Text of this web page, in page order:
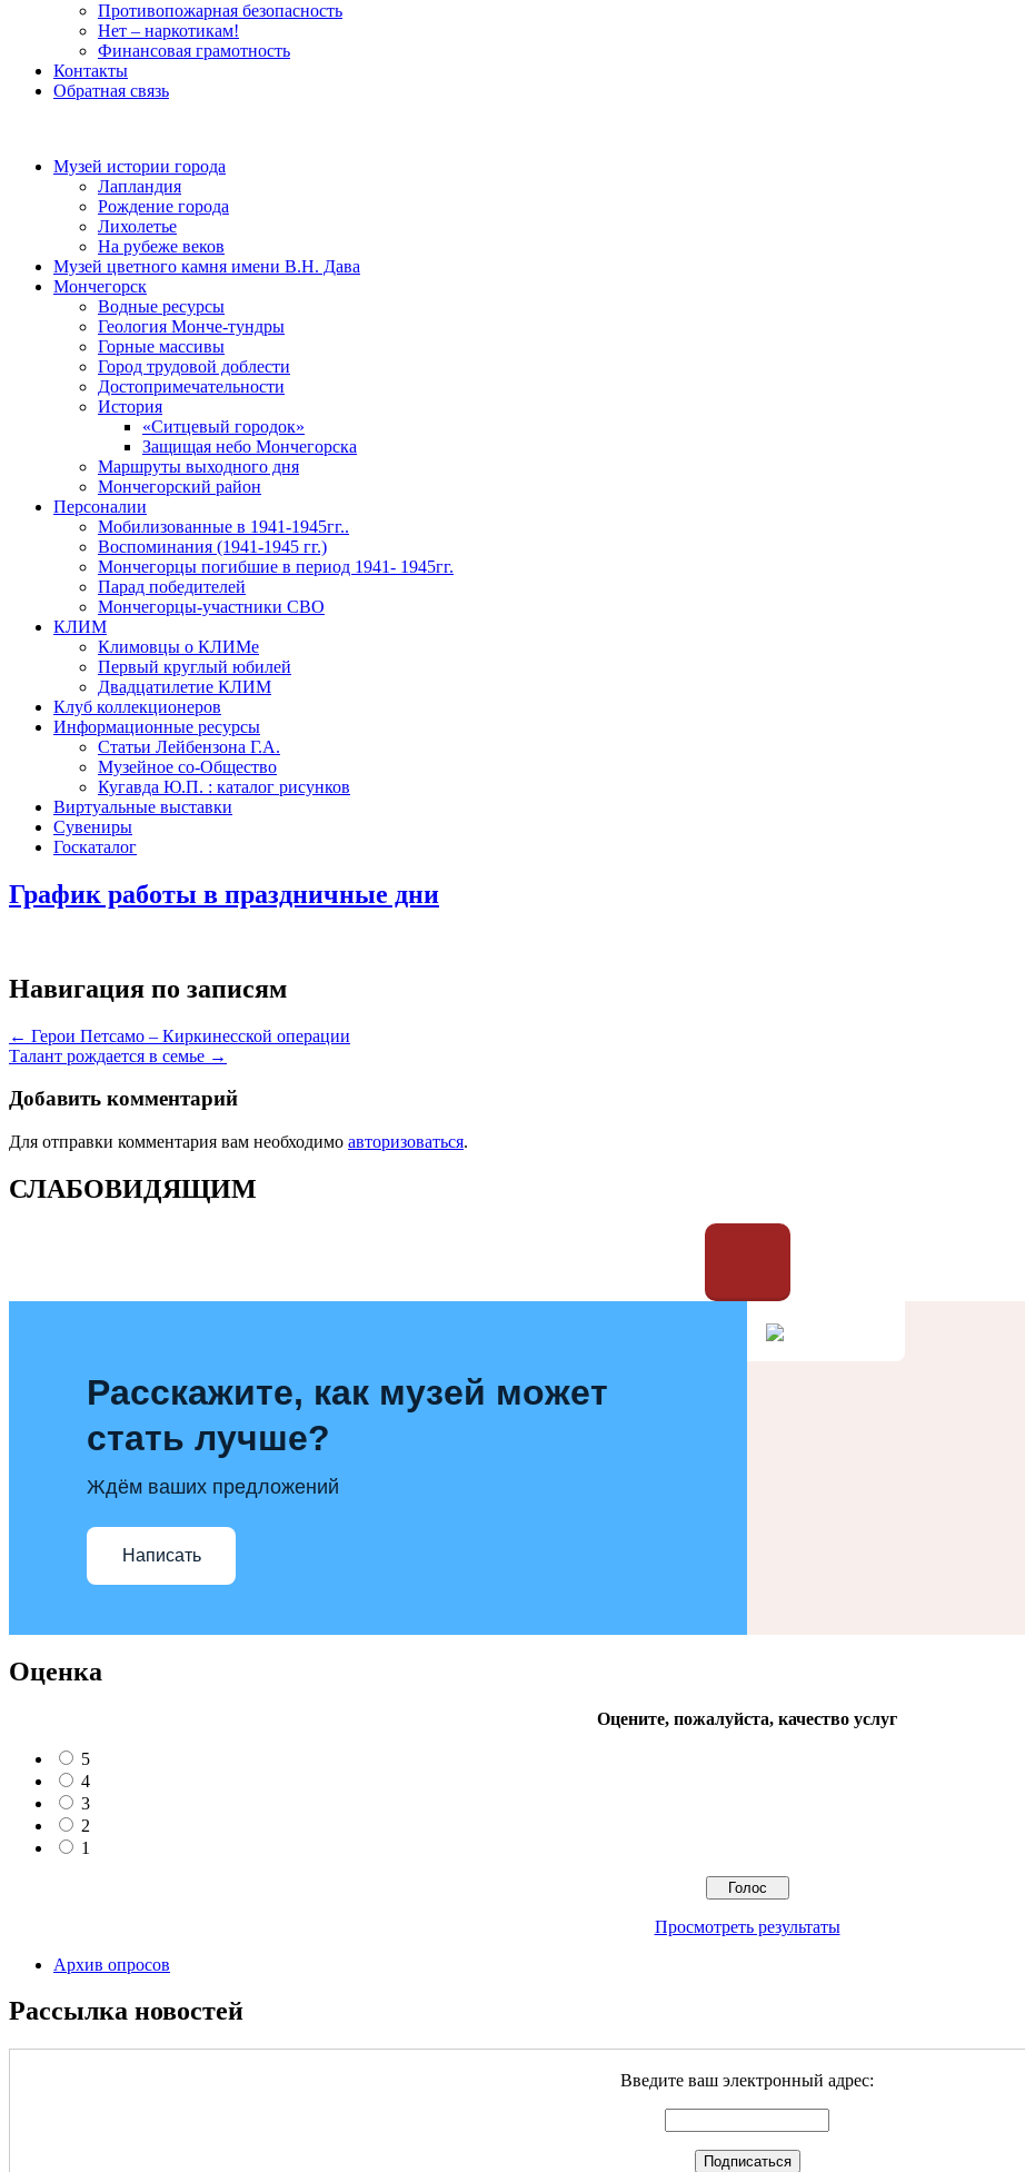
Противопожарная безопасность
Нет – наркотикам!
Финансовая грамотность
Контакты
Обратная связь
Музей истории города
Лапландия
Рождение города
Лихолетье
На рубеже веков
Музей цветного камня имени В.Н. Дава
Мончегорск
Водные ресурсы
Геология Монче-тундры
Горные массивы
Город трудовой доблести
Достопримечательности
История
«Ситцевый городок»
Защищая небо Мончегорска
Маршруты выходного дня
Мончегорский район
Персоналии
Мобилизованные в 1941-1945гг..
Воспоминания (1941-1945 гг.)
Мончегорцы погибшие в период 1941- 1945гг.
Парад победителей
Мончегорцы-участники СВО
КЛИМ
Климовцы о КЛИМе
Первый круглый юбилей
Двадцатилетие КЛИМ
Клуб коллекционеров
Информационные ресурсы
Статьи Лейбензона Г.А.
Музейное со-Общество
Кугавда Ю.П. : каталог рисунков
Виртуальные выставки
Сувениры
Госкаталог
График работы в праздничные дни
Навигация по записям
← Герои Петсамо – Киркинесской операции
Талант рождается в семье →
Добавить комментарий
Для отправки комментария вам необходимо авторизоваться.
СЛАБОВИДЯЩИМ
Расскажите, как музей может
стать лучше?
Ждём ваших предложений
Написать
Оценка
Оцените, пожалуйста, качество услуг
5
4
3
2
1
Просмотреть результаты
Архив опросов
Рассылка новостей
Введите ваш электронный адрес: